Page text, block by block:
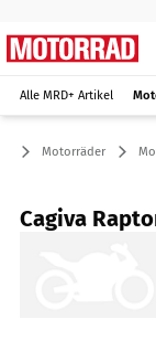
Alle MRD+ Artikel
Motorräder
Cagiva